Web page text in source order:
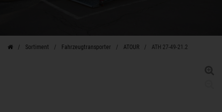
Sortiment Fahrzeugtransporter ATOUR ATH 27-49-21.2